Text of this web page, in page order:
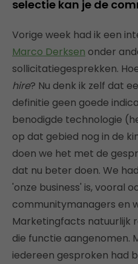
selectie kan je de
Vorige week had ik een
Marco Derksen onder
sollicitatiegesprekken.
hire? Nu denk ik zelf dat
definitie geen goede
benodigde technologie
op dat gebied nog in de
doen we het met de
dat nu beter doen. We
'onze business' is, vooral
communitymanagers en
Marketingfacts natuurlijk
die functie aangenomen.
iedereen gesproken had